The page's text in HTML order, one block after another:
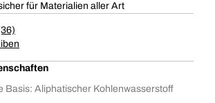
für Materialien aller Art
Basis: Aliphatischer Kohlenwasserstoff